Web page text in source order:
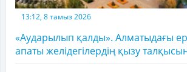
13:12, 8 тамыз 2026
«Аударылып қалды». Алматыдағы
апаты желідегілердің қызу